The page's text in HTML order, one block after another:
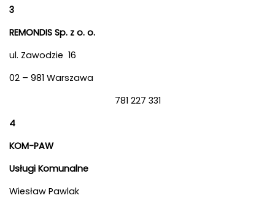
3
REMONDIS Sp. z o. o.
ul. Zawodzie 16
02 – 981 Warszawa
781 227 331
4
KOM-PAW
Usługi Komunalne
Wiesław Pawlak